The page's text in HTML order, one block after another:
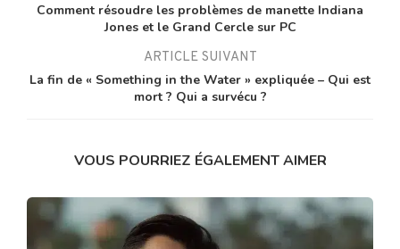
Comment résoudre les problèmes de manette Indiana
Jones et le Grand Cercle sur PC
ARTICLE SUIVANT
La fin de « Something in the Water » expliquée – Qui est
mort ? Qui a survécu ?
VOUS POURRIEZ ÉGALEMENT AIMER